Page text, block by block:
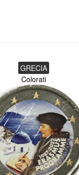
GRECIA
Colorati